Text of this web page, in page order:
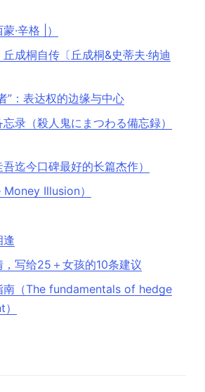
·辛格 |）
成桐自传〔丘成桐&史蒂夫·纳迪
”：表达权的边缘与中心
录（殺人鬼にまつわる備忘録）
迄今口碑最好的长篇杰作）
Illusion）
逢
写给25＋女孩的10条建议
南（The fundamentals of hedge